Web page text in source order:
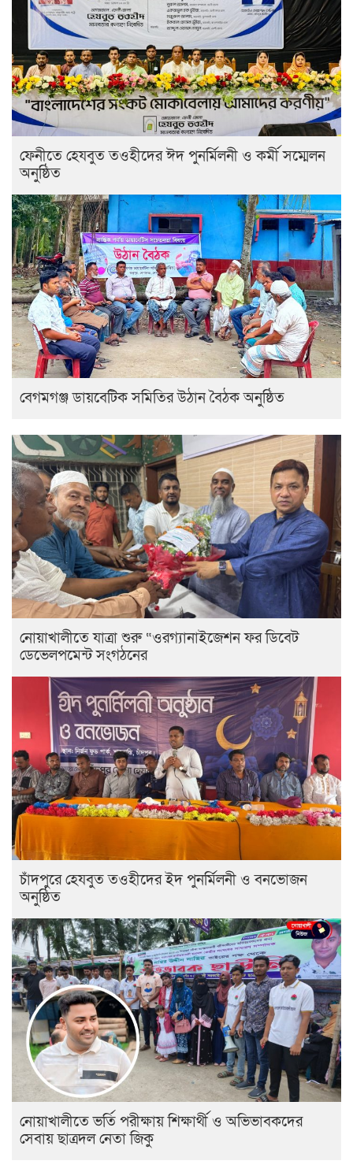
ফেনীতে হেযবুত তওহীদের ঈদ পুনর্মিলনী ও কর্মী সম্মেলন
অনুষ্ঠিত
বেগমগঞ্জ ডায়বেটিক সমিতির উঠান বৈঠক অনুষ্ঠিত
নোয়াখালীতে যাত্রা শুরু “ওরগ্যানাইজেশন ফর ডিবেট
ডেভেলপমেন্ট সংগঠনের
চাঁদপুরে হেযবুত তওহীদের ইদ পুনর্মিলনী ও বনভোজন
অনুষ্ঠিত
নোয়াখালীতে ভর্তি পরীক্ষায় শিক্ষার্থী ও অভিভাবকদের
সেবায় ছাত্রদল নেতা জিকু